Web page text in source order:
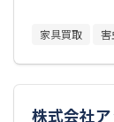
家具買取 害
株式会社